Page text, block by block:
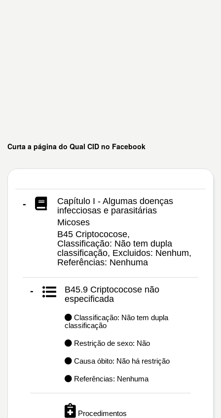
Curta a página do Qual CID no Facebook
-
Capítulo I - Algumas doenças
infecciosas e parasitárias
Micoses
B45 Criptococose,
Classificação: Não tem dupla
classificação, Excluidos: Nenhum,
Referências: Nenhuma
-
B45.9 Criptococose não
especificada
Classificação: Não tem dupla
classificação
Restrição de sexo: Não
Causa óbito: Não há restrição
Referências: Nenhuma
Procedimentos